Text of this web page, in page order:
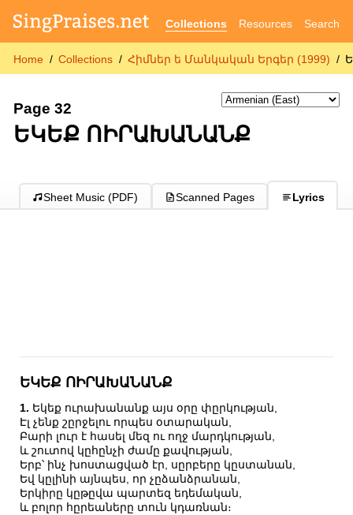
Collections Resources Search
Home Collections Հիմներ ե Մանկական Երգեր (1999)
Page 32
ԵԿԵՔ ՈԻՐԱԽԱՆԱՆՔ
Sheet Music (PDF) Scanned Pages Lyrics
ԵԿԵՔ ՈԻՐԱԽԱՆԱՆՔ
1. Եկեք ուրախանանք այս օրը փըրկության,
Էլ չենք շըրջելու որպես օտարական,
Բարի լուր է հասել մեզ ու ողջ մարդկության,
և շուտով կըհընչի ժամը քավության,
Երբ՝ ինչ խոստացված էր, սըրբերը կըստանան,
Եվ կըլինի այնպես, որ չըձանձրանան,
Երկիրը կըթըվա պարտեզ եդեմական,
և բոլոր հըրեաները տուն կդառնան։